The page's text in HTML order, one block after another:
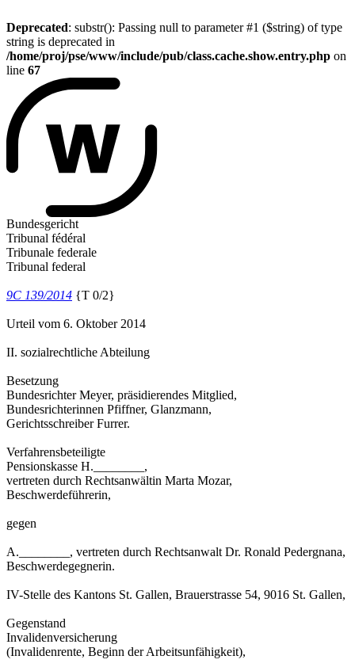
Deprecated: substr(): Passing null to parameter #1 ($string) of type
string is deprecated in
/home/proj/pse/www/include/pub/class.cache.show.entry.php on
line 67
Bundesgericht
Tribunal fédéral
Tribunale federale
Tribunal federal
9C 139/2014 {T 0/2}
Urteil vom 6. Oktober 2014
II. sozialrechtliche Abteilung
Besetzung
Bundesrichter Meyer, präsidierendes Mitglied,
Bundesrichterinnen Pfiffner, Glanzmann,
Gerichtsschreiber Furrer.
Verfahrensbeteiligte
Pensionskasse H.________,
vertreten durch Rechtsanwältin Marta Mozar,
Beschwerdeführerin,
gegen
A.________, vertreten durch Rechtsanwalt Dr. Ronald Pedergnana,
Beschwerdegegnerin.
IV-Stelle des Kantons St. Gallen, Brauerstrasse 54, 9016 St. Gallen,
Gegenstand
Invalidenversicherung
(Invalidenrente, Beginn der Arbeitsunfähigkeit),